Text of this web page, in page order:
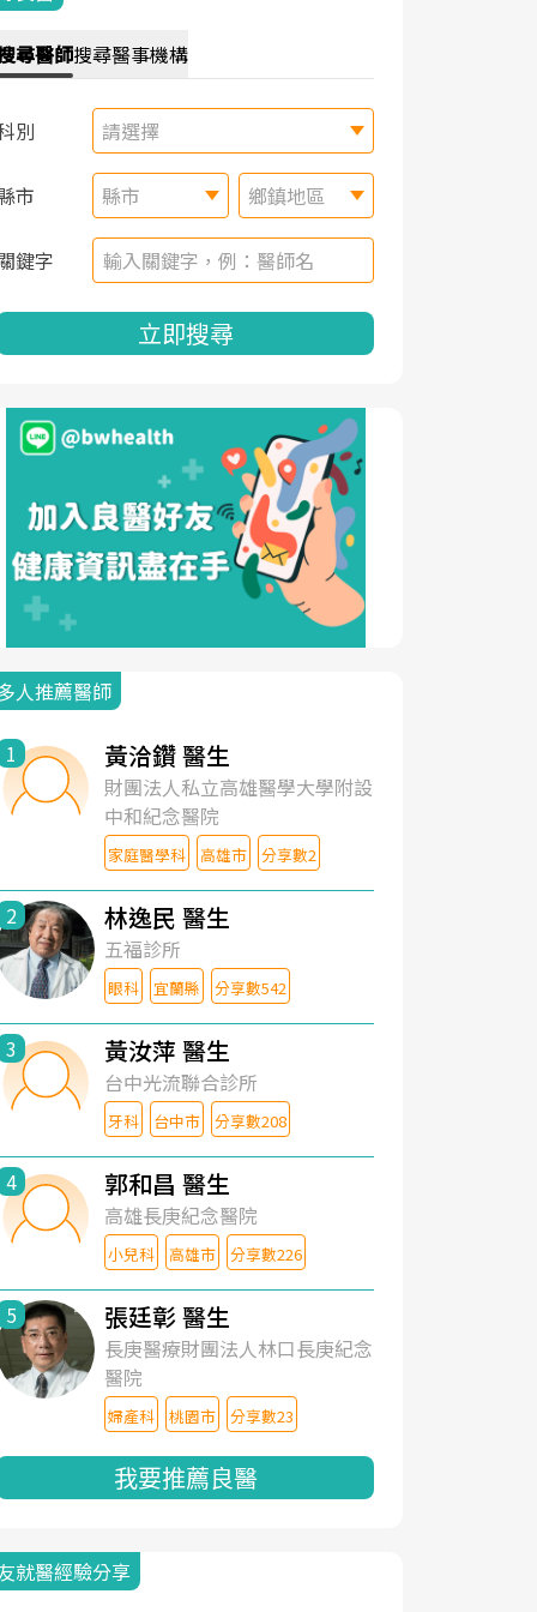
尋醫師搜尋醫事機構
別 請選擇
市 縣市 鄉鎮地區
鍵字
立即搜尋
人推薦醫師
1 黃洽鑽 醫生
財團法人私立高雄醫學大學附設
中和紀念醫院
家庭醫學科 高雄市 分享數2
2 林逸民 醫生
五福診所
眼科 宜蘭縣 分享數542
3 黃汝萍 醫生
台中光流聯合診所
牙科 台中市 分享數208
4 郭和昌 醫生
高雄長庚紀念醫院
小兒科 高雄市 分享數226
5 張廷彰 醫生
長庚醫療財團法人林口長庚紀念
醫院
婦產科 桃園市 分享數23
我要推薦良醫
就醫經驗分享